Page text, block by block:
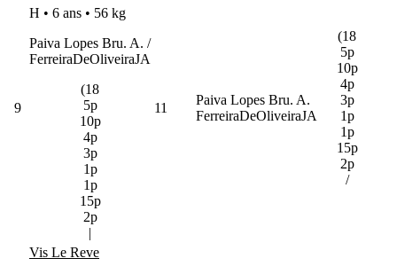
9
H • 6 ans • 56 kg
Paiva Lopes Bru. A. /
FerreiraDeOliveiraJA
(18
5p
10p
4p
3p
1p
1p
15p
2p
|
11
Paiva Lopes Bru. A.
FerreiraDeOliveiraJA
(18
5p
10p
4p
3p
1p
1p
15p
2p
/
Vis Le Reve